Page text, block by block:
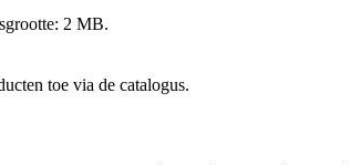
2 MB.
toe via de catalogus.